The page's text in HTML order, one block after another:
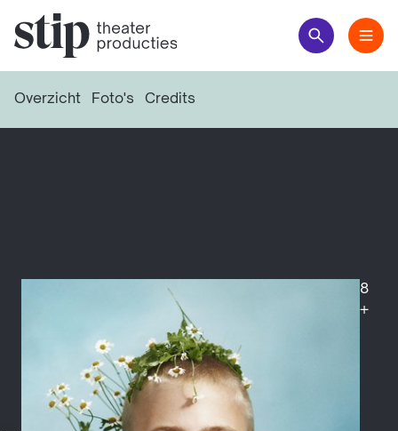
Overzicht Foto's Credits
8
+